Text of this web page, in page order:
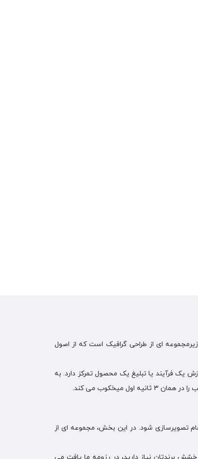
ای از طراحی گرافیک است که از اصول
یک فرآیند یا تبلیغ یک محصول تمرکز دارد. به
می کند.
تصویرسازی شود. در این بخش، مجموعه ای از